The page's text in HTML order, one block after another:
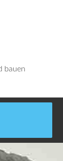
bauen